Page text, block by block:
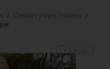
/ Casitas y tipis madera /